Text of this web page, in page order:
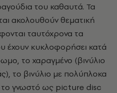
του καθαυτά. Τα
ακολουθούν θεματική
ταυτόχρονα τα
έχουν κυκλοφορήσει κατά
το χαραγμένο (βινύλιο
το βινύλιο με πολύπλοκα
το γνωστό ως picture disc